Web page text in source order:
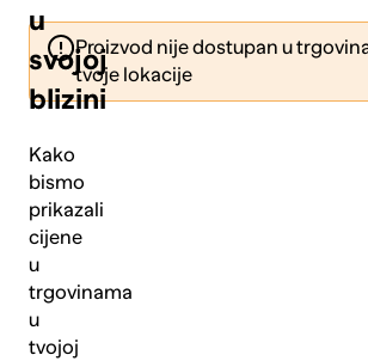
u
svojoj
blizini
Kako
bismo
prikazali
cijene
u
trgovinama
u
tvojoj
Pošalji
Proizvod nije dostupan u
tvoje lokacije